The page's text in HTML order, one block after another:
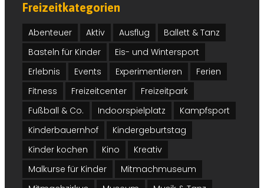
Freizeitkategorien
Abenteuer Aktiv Ausflug
Ballett & Tanz
Basteln für Kinder
Eis- und Wintersport
Erlebnis
Events Experimentieren
Ferien
Fitness
Freizeitcenter
Freizeitpark
Fußball & Co.
Indoorspielplatz
Kampfsport
Kinderbauernhof
Kindergeburtstag
Kinder kochen
Kino
Kreativ
Malkurse für Kinder
Mitmachmuseum